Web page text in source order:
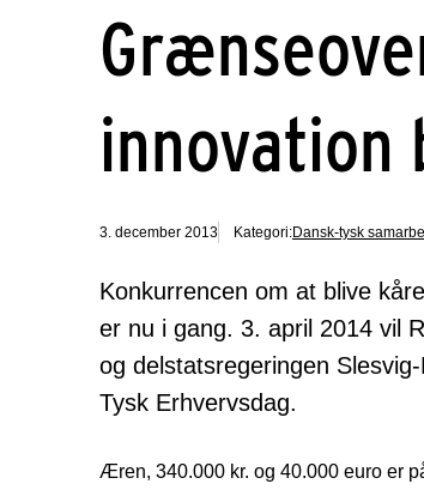
innovation
3. december 2013 Kategori:Dansk-tysk
Konkurrencen om at blive
er nu i gang. 3. april 2014 vil
og delstatsregeringen
Tysk Erhvervsdag.
Æren, 340.000 kr. og 40.000 euro er